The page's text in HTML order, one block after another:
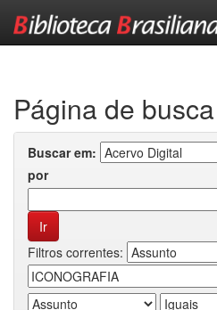
Página de busca
Buscar em:
por
Filtros correntes: